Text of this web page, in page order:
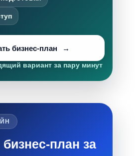
бизнес-план
вариант за пару минут
план за